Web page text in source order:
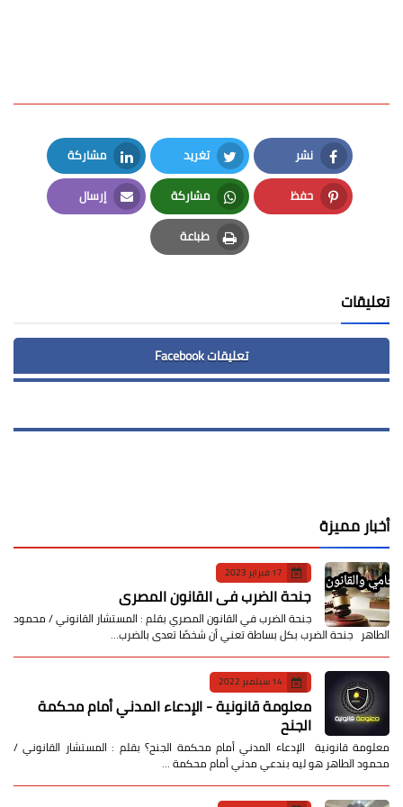
نشر
Facebook
تغريد
Twitter
مشاركة
LinkedIn
حفظ
Pinterest
مشاركة
Whatsapp
إرسال
Email
طباعة
Print
تعليقات
تعليقات Facebook
أخبار مميزة
17 فبراير 2023
جنحة الضرب في القانون المصري
جنحة الضرب في القانون المصري بقلم : المستشار القانوني / محمود
الطاهر جنحة الضرب بكل بساطة تعني أن شخصًا تعدى بالضرب…
14 سبتمبر 2022
معلومة قانونية - الإدعاء المدني أمام محكمة
الجنح
معلومة قانونية الإدعاء المدني أمام محكمة الجنح؟ بقلم : المستشار القانوني /
محمود الطاهر هو ليه بندعي مدني أمام محكمة …